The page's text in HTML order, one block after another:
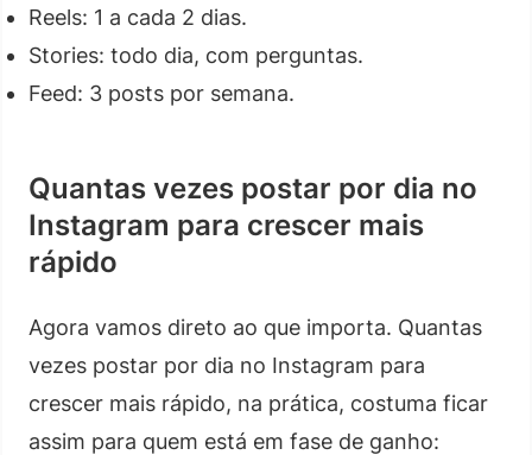
Reels: 1 a cada 2 dias.
Stories: todo dia, com perguntas.
Feed: 3 posts por semana.
Quantas vezes postar por dia no
Instagram para crescer mais
rápido
Agora vamos direto ao que importa. Quantas
vezes postar por dia no Instagram para
crescer mais rápido, na prática, costuma ficar
assim para quem está em fase de ganho: